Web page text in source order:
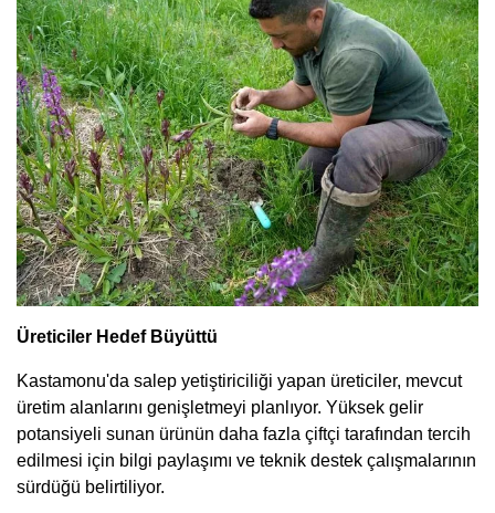
Üreticiler Hedef Büyüttü
Kastamonu'da salep yetiştiriciliği yapan üreticiler, mevcut
üretim alanlarını genişletmeyi planlıyor. Yüksek gelir
potansiyeli sunan ürünün daha fazla çiftçi tarafından tercih
edilmesi için bilgi paylaşımı ve teknik destek çalışmalarının
sürdüğü belirtiliyor.